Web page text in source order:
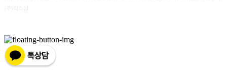
(주)식스샵